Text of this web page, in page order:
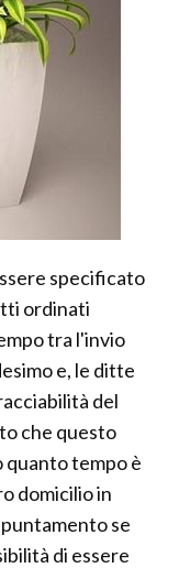
specificato
ordinati
tra l'invio
e, le ditte
del
che questo
quanto tempo è
domicilio in
se
di essere